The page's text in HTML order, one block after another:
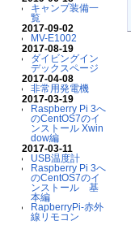
キャンプ装備一
覧
2017-09-02
MV-E1002
2017-08-19
ダイビングイン
デックスページ
2017-04-08
非常用発電機
2017-03-19
Raspberry Pi 3へ
のCentOS7のイ
ンストール Xwin
dow編
2017-03-11
USB温度計
Raspberry Pi 3へ
のCentOS7のイ
ンストール 基
本編
RapberryPi-赤外
線リモコン